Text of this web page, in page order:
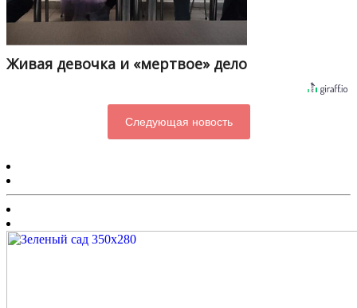
Живая девочка и «мертвое» дело
Следующая новость